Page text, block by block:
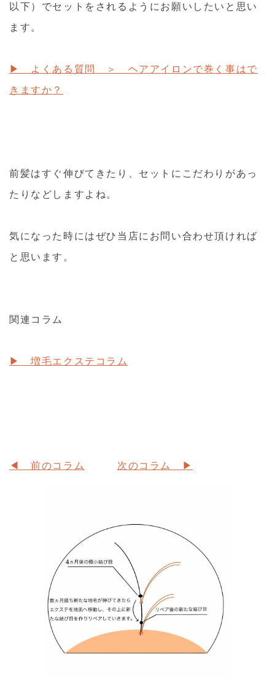
以下）でセットをされるようにお願いしたいと思い
ます。
▶ よくある質問 ＞ ヘアアイロンで巻く事はで
きますか？
前髪はすぐ伸びてきたり、セットにこだわりがあっ
たりなどしますよね。
気になった時にはぜひ当店にお問い合わせ頂ければ
と思います。
関連コラム
▶ 増毛エクステコラム
◀ 前のコラム 次のコラム ▶